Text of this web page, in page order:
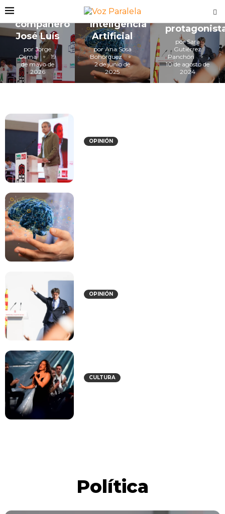
compañero
José Luís
porJorge
Osma
19
de mayo de
2026
Inteligencia
Artificial
porAna Sosa
Bohórquez
2 de junio de
2025
porSara
Gutiérrez
Panchón
10 de agosto de
2024
OPINIÓN
OPINIÓN
CULTURA
Política